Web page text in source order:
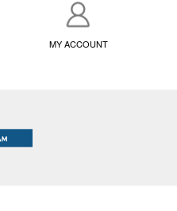
MY ACCOUNT